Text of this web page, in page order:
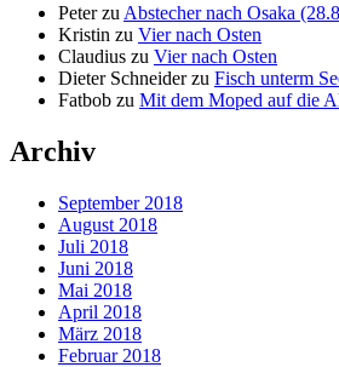
Peterzu Abstecher nach Osaka
Kristin zu Vier nach Osten
Claudius zu Vier nach Osten
Dieter Schneiderzu Fisch unterm
Fatbob zu Mit dem Moped auf die
Archiv
September 2018
August 2018
Juli 2018
Juni 2018
Mai 2018
April 2018
März 2018
Februar 2018